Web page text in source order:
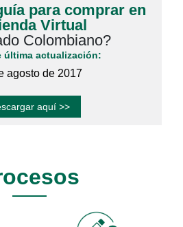
para comprar en
Virtual
Colombiano?
última actualización:
agosto de 2017
aquí >>